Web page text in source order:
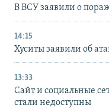
В ВСУ заявили о
14:15
Хуситы заявили об
13:33
Сайт и социальные
стали недоступны